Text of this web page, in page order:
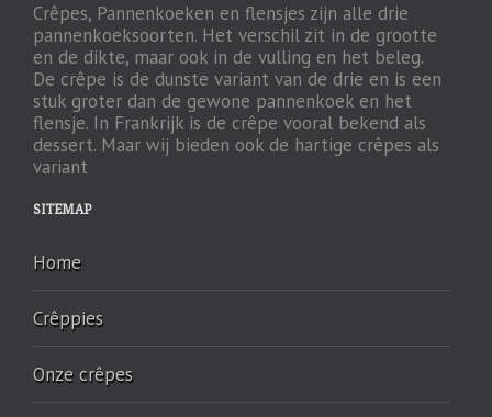
Crêpes, Pannenkoeken en flensjes zijn alle drie
pannenkoeksoorten. Het verschil zit in de grootte
en de dikte, maar ook in de vulling en het beleg.
De crêpe is de dunste variant van de drie en is een
stuk groter dan de gewone pannenkoek en het
flensje. In Frankrijk is de crêpe vooral bekend als
dessert. Maar wij bieden ook de hartige crêpes als
variant
SITEMAP
Home
Crêppies
Onze crêpes